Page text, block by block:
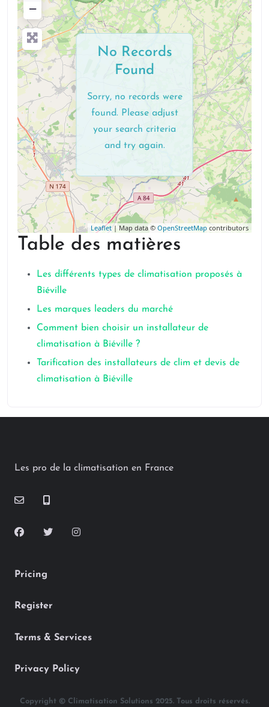
−
Leaflet| Map data © OpenStreetMap contributors
No Records
Found
Sorry, no records were
found. Please adjust
your search criteria
and try again.
Table des matières
Les différents types de climatisation proposés à
Biéville
Les marques leaders du marché
Comment bien choisir un installateur de
climatisation à Biéville ?
Tarification des installateurs de clim et devis de
climatisation à Biéville
Les pro de la climatisation en France
Pricing
Register
Terms & Services
Privacy Policy
Copyright © Climatisation Solutions 2025. Tous droits réservés.